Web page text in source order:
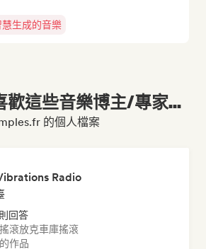
生成的音樂
歡這些音樂博主/專家...
的個人檔案
Radio
回答
滾放克車庫搖滾
作品